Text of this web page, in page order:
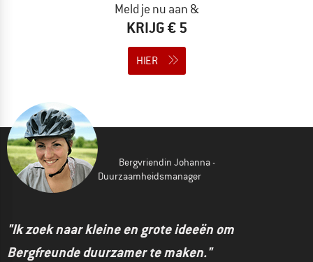
Meld je nu aan &
KRIJG € 5
HIER
Bergvriendin Johanna -
Duurzaamheidsmanager
"Ik zoek naar kleine en grote ideeën om
Bergfreunde duurzamer te maken."